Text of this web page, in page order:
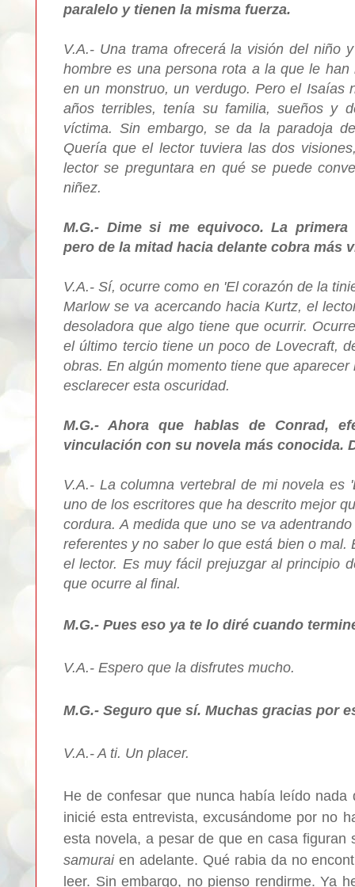
paralelo y tienen la misma fuerza.
V.A.- Una trama ofrecerá la visión del niño
hombre es una persona rota a la que le
en un monstruo, un verdugo. Pero el Isaías
años terribles, tenía su familia, sueños y
víctima. Sin embargo, se da la paradoja
Quería que el lector tuviera las dos
lector se preguntara en qué se puede
niñez.
M.G.- Dime si me equivoco. La
pero de la mitad hacia delante cobra más
V.A.- Sí, ocurre como en 'El corazón de la
Marlow se va acercando hacia Kurtz, el
desoladora que algo tiene que ocurrir.
el último tercio tiene un poco de Lovecraft,
obras. En algún momento tiene que
esclarecer esta oscuridad.
M.G.- Ahora que hablas de Conrad,
vinculación con su novela más conocida.
V.A.- La columna vertebral de mi novela es
uno de los escritores que ha descrito mejor
cordura. A medida que uno se va
referentes y no saber lo que está bien o
el lector. Es muy fácil prejuzgar al principio
que ocurre al final.
M.G.- Pues eso ya te lo diré cuando
V.A.- Espero que la disfrutes mucho.
M.G.- Seguro que sí. Muchas gracias por
V.A.- A ti. Un placer.
He de confesar que nunca había leído
inicié esta entrevista, excusándome por no
esta novela, a pesar de que en casa figuran
samuraien adelante. Qué rabia da no
leer. Sin embargo, no pienso rendirme. Ya